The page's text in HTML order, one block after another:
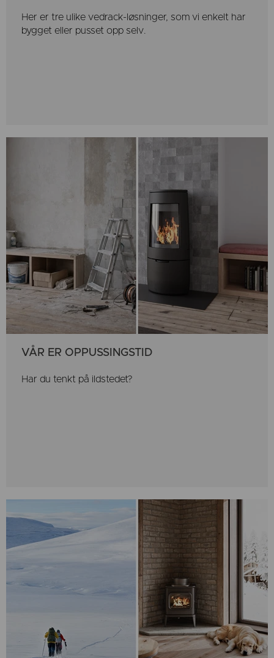
Her er tre ulike vedrack-løsninger, som vi enkelt har
bygget eller pusset opp selv.
VÅR ER OPPUSSINGSTID
Har du tenkt på ildstedet?